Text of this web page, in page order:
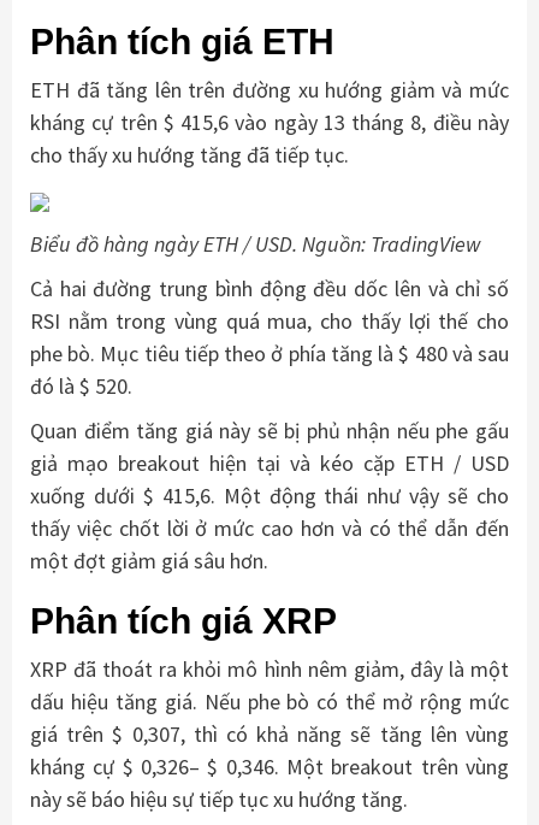
Phân tích giá ETH
ETH đã tăng lên trên đường xu hướng giảm và mức
kháng cự trên $ 415,6 vào ngày 13 tháng 8, điều này
cho thấy xu hướng tăng đã tiếp tục.
Biểu đồ hàng ngày ETH / USD. Nguồn: TradingView
Cả hai đường trung bình động đều dốc lên và chỉ số
RSI nằm trong vùng quá mua, cho thấy lợi thế cho
phe bò. Mục tiêu tiếp theo ở phía tăng là $ 480 và sau
đó là $ 520.
Quan điểm tăng giá này sẽ bị phủ nhận nếu phe gấu
giả mạo breakout hiện tại và kéo cặp ETH / USD
xuống dưới $ 415,6. Một động thái như vậy sẽ cho
thấy việc chốt lời ở mức cao hơn và có thể dẫn đến
một đợt giảm giá sâu hơn.
Phân tích giá XRP
XRP đã thoát ra khỏi mô hình nêm giảm, đây là một
dấu hiệu tăng giá. Nếu phe bò có thể mở rộng mức
giá trên $ 0,307, thì có khả năng sẽ tăng lên vùng
kháng cự $ 0,326– $ 0,346. Một breakout trên vùng
này sẽ báo hiệu sự tiếp tục xu hướng tăng.